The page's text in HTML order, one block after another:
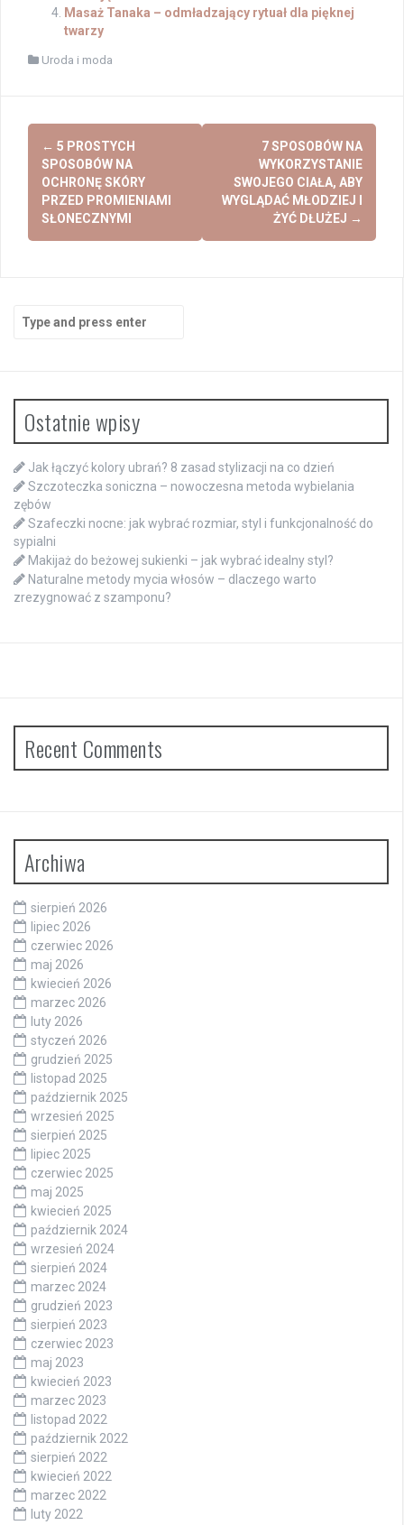
Masaż Tanaka – odmładzający rytuał dla pięknej
twarzy
Uroda i moda
Post
navigation
← 5 PROSTYCH
SPOSOBÓW NA
OCHRONĘ SKÓRY
PRZED PROMIENIAMI
SŁONECZNYMI
7 SPOSOBÓW NA
WYKORZYSTANIE
SWOJEGO CIAŁA, ABY
WYGLĄDAĆ MŁODZIEJ I
ŻYĆ DŁUŻEJ →
Search
for:
Ostatnie wpisy
Jak łączyć kolory ubrań? 8 zasad stylizacji na co dzień
Szczoteczka soniczna – nowoczesna metoda wybielania
zębów
Szafeczki nocne: jak wybrać rozmiar, styl i funkcjonalność do
sypialni
Makijaż do beżowej sukienki – jak wybrać idealny styl?
Naturalne metody mycia włosów – dlaczego warto
zrezygnować z szamponu?
Recent Comments
Archiwa
sierpień 2026
lipiec 2026
czerwiec 2026
maj 2026
kwiecień 2026
marzec 2026
luty 2026
styczeń 2026
grudzień 2025
listopad 2025
październik 2025
wrzesień 2025
sierpień 2025
lipiec 2025
czerwiec 2025
maj 2025
kwiecień 2025
październik 2024
wrzesień 2024
sierpień 2024
marzec 2024
grudzień 2023
sierpień 2023
czerwiec 2023
maj 2023
kwiecień 2023
marzec 2023
listopad 2022
październik 2022
sierpień 2022
kwiecień 2022
marzec 2022
luty 2022